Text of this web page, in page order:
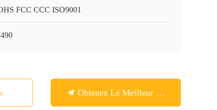
FCC CCC ISO9001
Obtenez Le Meilleur Prix